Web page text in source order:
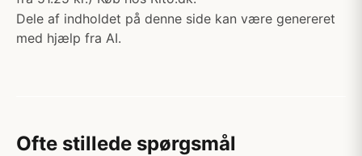
Dele af indholdet på denne side kan være genereret
med hjælp fra AI.
Ofte stillede spørgsmål